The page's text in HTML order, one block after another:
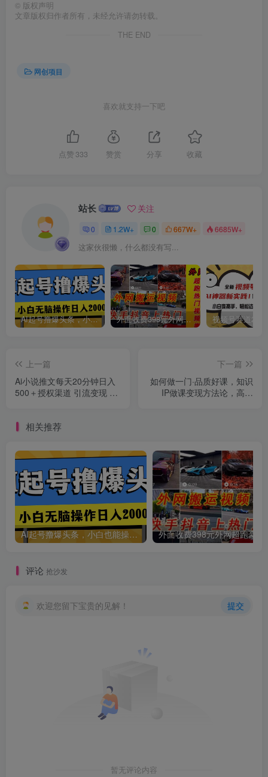
© 版权声明
文章版权归作者所有，未经允许请勿转载。
THE END
网创项目
喜欢就支持一下吧
点赞 333 赞赏 分享 收藏
站长 关注
0 1.2W+ 0 667W+ 6685W+
这家伙很懒，什么都没有写...
AI起号撸爆头条，小白也能操作，日入2000+ 外面收费398元外网超跑豪车汽车视频搬运至快手抖音上热门项目
上一篇
Ai小说推文每天20分钟日入
500＋授权渠道 引流变现 从
下一篇
如何做一门·品质好课，知识
IP做课变现方法论，高品
相关推荐
AI起号撸爆头条，小白也能操作，日入2000+
评论 抢沙发
欢迎您留下宝贵的见解！ 提交
暂无评论内容